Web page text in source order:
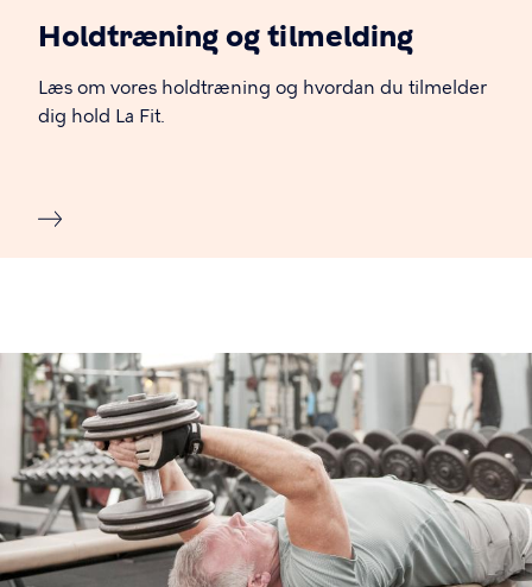
Holdtræning og tilmelding
Læs om vores holdtræning og hvordan du tilmelder
dig hold La Fit.